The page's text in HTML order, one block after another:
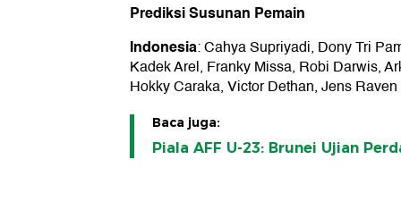
Prediksi Susunan Pemain
Indonesia: Cahya Supriyadi, Dony Tri
Kadek Arel, Franky Missa, Robi Darwis,
Hokky Caraka, Victor Dethan, Jens Raven
Baca juga:
Piala AFF U-23: Brunei Ujian